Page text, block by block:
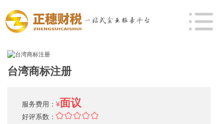
台湾商标注册
服务费用： ¥面议
好评系数：